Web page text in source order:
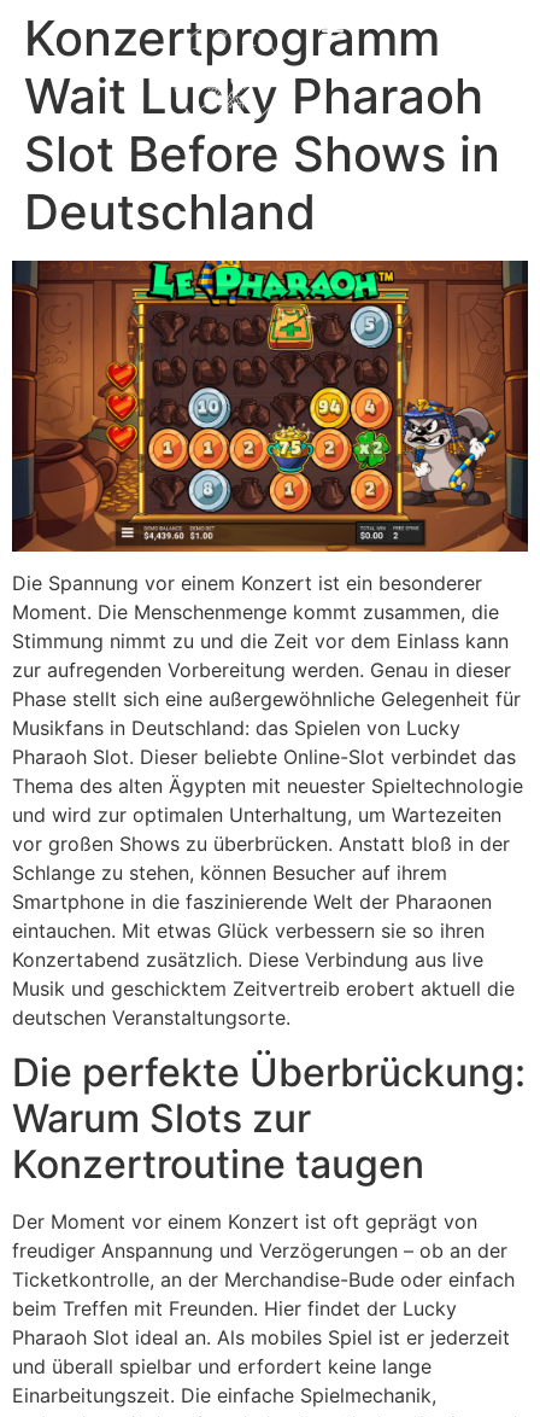
content
Konzertprogramm
Wait Lucky Pharaoh
Slot Before Shows in
Deutschland
Die Spannung vor einem Konzert ist ein besonderer
Moment. Die Menschenmenge kommt zusammen, die
Stimmung nimmt zu und die Zeit vor dem Einlass kann
zur aufregenden Vorbereitung werden. Genau in dieser
Phase stellt sich eine außergewöhnliche Gelegenheit für
Musikfans in Deutschland: das Spielen von Lucky
Pharaoh Slot. Dieser beliebte Online-Slot verbindet das
Thema des alten Ägypten mit neuester Spieltechnologie
und wird zur optimalen Unterhaltung, um Wartezeiten
vor großen Shows zu überbrücken. Anstatt bloß in der
Schlange zu stehen, können Besucher auf ihrem
Smartphone in die faszinierende Welt der Pharaonen
eintauchen. Mit etwas Glück verbessern sie so ihren
Konzertabend zusätzlich. Diese Verbindung aus live
Musik und geschicktem Zeitvertreib erobert aktuell die
deutschen Veranstaltungsorte.
Die perfekte Überbrückung:
Warum Slots zur
Konzertroutine taugen
Der Moment vor einem Konzert ist oft geprägt von
freudiger Anspannung und Verzögerungen – ob an der
Ticketkontrolle, an der Merchandise-Bude oder einfach
beim Treffen mit Freunden. Hier findet der Lucky
Pharaoh Slot ideal an. Als mobiles Spiel ist er jederzeit
und überall spielbar und erfordert keine lange
Einarbeitungszeit. Die einfache Spielmechanik,